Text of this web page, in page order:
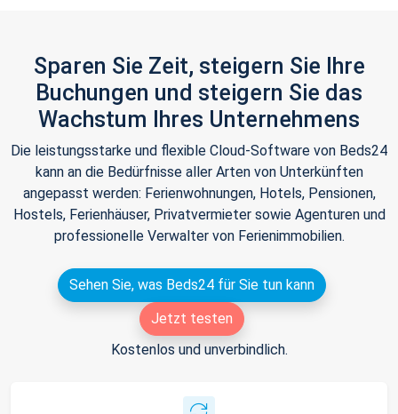
Sparen Sie Zeit, steigern Sie Ihre
Buchungen und steigern Sie das
Wachstum Ihres Unternehmens
Die leistungsstarke und flexible Cloud-Software von Beds24
kann an die Bedürfnisse aller Arten von Unterkünften
angepasst werden: Ferienwohnungen, Hotels, Pensionen,
Hostels, Ferienhäuser, Privatvermieter sowie Agenturen und
professionelle Verwalter von Ferienimmobilien.
Sehen Sie, was Beds24 für Sie tun kann
Jetzt testen
Kostenlos und unverbindlich.